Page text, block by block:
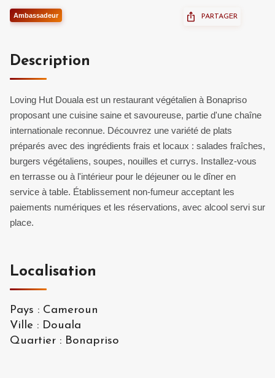
Ambassadeur PARTAGER
Description
Loving Hut Douala est un restaurant végétalien à Bonapriso
proposant une cuisine saine et savoureuse, partie d'une chaîne
internationale reconnue. Découvrez une variété de plats
préparés avec des ingrédients frais et locaux : salades fraîches,
burgers végétaliens, soupes, nouilles et currys. Installez-vous
en terrasse ou à l'intérieur pour le déjeuner ou le dîner en
service à table. Établissement non-fumeur acceptant les
paiements numériques et les réservations, avec alcool servi sur
place.
Localisation
Pays : Cameroun
Ville : Douala
Quartier : Bonapriso